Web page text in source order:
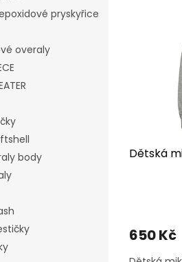
pryskyřice
overaly
body
Dětská
650 Kč